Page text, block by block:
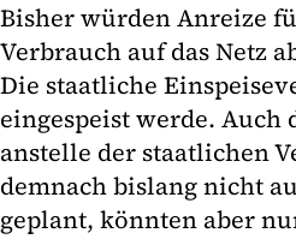
Bisher würden Anreize
Verbrauch auf das Netz
Die staatliche
eingespeist werde.
anstelle der staatlichen
demnach bislang nicht
geplant, könnten aber